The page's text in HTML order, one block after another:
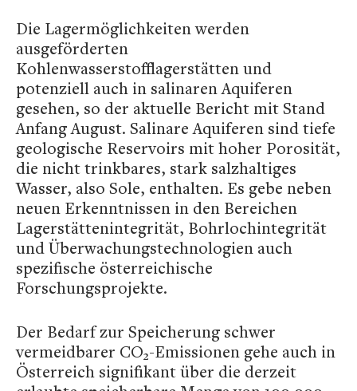
Die Lagermöglichkeiten werden
ausgeförderten
Kohlenwasserstofflagerstätten und
potenziell auch in salinaren Aquiferen
gesehen, so der aktuelle Bericht mit Stand
Anfang August. Salinare Aquiferen sind tiefe
geologische Reservoirs mit hoher Porosität,
die nicht trinkbares, stark salzhaltiges
Wasser, also Sole, enthalten. Es gebe neben
neuen Erkenntnissen in den Bereichen
Lagerstättenintegrität, Bohrlochintegrität
und Überwachungstechnologien auch
spezifische österreichische
Forschungsprojekte.
Der Bedarf zur Speicherung schwer
vermeidbarer CO₂-Emissionen gehe auch in
Österreich signifikant über die derzeit